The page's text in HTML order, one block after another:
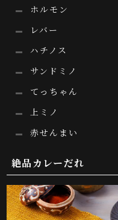
ホルモン
レバー
ハチノス
サンドミノ
てっちゃん
上ミノ
赤せんまい
絶品カレーだれ